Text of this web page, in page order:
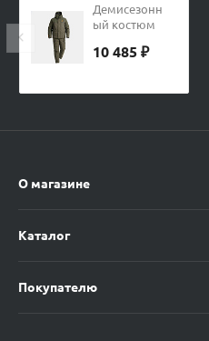
Демисезонн
ый костюм
(Токио/
10 485 ₽
О магазине
Каталог
Покупателю